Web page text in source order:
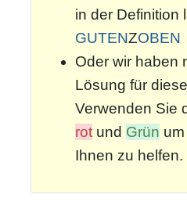
in der Definition
GUTENZOBEN
Oder wir haben
Lösung für
Verwenden Sie
rot und Grün
Ihnen zu helfen.